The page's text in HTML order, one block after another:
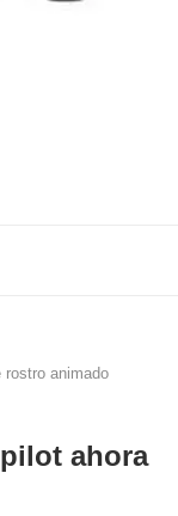
rostro animado
ahora